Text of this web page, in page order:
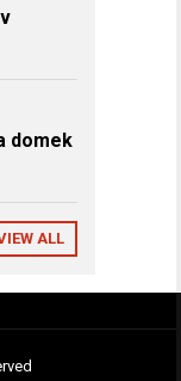
domek
ALL